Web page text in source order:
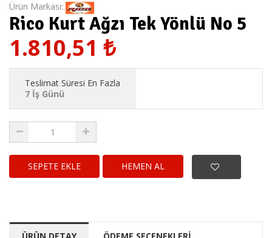
Ürün Markası:
Rico Kurt Ağzı Tek Yönlü No 5
1.810,51 ₺
Teslimat Süresi En Fazla
7 İş Günü
HEMEN AL